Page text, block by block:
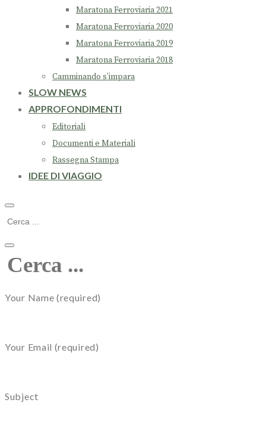
Maratona Ferroviaria 2021
Maratona Ferroviaria 2020
Maratona Ferroviaria 2019
Maratona Ferroviaria 2018
Camminando s’impara
SLOW NEWS
APPROFONDIMENTI
Editoriali
Documenti e Materiali
Rassegna Stampa
IDEE DI VIAGGIO
Your Name (required)
Your Email (required)
Subject